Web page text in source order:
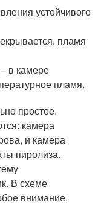
устойчивого
пламя
в камере
пламя.
простое.
камера
и камера
пиролиза.
В схеме
внимание.